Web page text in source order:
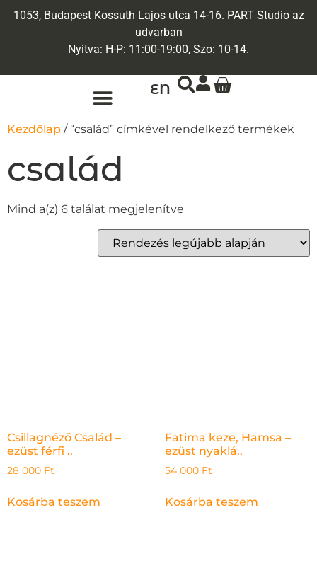
1053, Budapest Kossuth Lajos utca 14-16. PART Studio az
udvarban
Nyitva: H-P: 11:00-19:00, Szo: 10-14.
EN
Kezdőlap / “család” címkével rendelkező termékek
család
Mind a(z) 6 találat megjelenítve
Csillagnéző Család –
ezüst férfi ..
28 000 Ft
Kosárba teszem
Fatima keze, Hamsa –
ezüst nyaklá..
54 000 Ft
Kosárba teszem